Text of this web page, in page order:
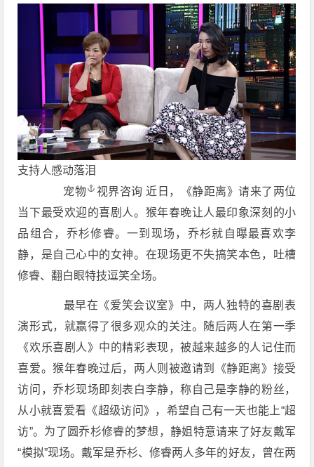
支持人感动落泪
宠物
视界咨询 近日，《静距离》请来了两位
当下最受欢迎的喜剧人。猴年春晚让人最印象深刻的小
品组合，乔杉修睿。一到现场，乔杉就自曝最喜欢李
静，是自己心中的女神。在现场更不失搞笑本色，吐槽
修睿、翻白眼特技逗笑全场。
最早在《爱笑会议室》中，两人独特的喜剧表
演形式，就赢得了很多观众的关注。随后两人在第一季
《欢乐喜剧人》中的精彩表现，被越来越多的人记住而
喜爱。猴年春晚过后，两人则被邀请到《静距离》接受
访问，乔杉现场即刻表白李静，称自己是李静的粉丝，
从小就喜爱看《超级访问》，希望自己有一天也能上“超
访”。为了圆乔杉修睿的梦想，静姐特意请来了好友戴军
“模拟”现场。戴军是乔杉、修睿两人多年的好友，曾在两